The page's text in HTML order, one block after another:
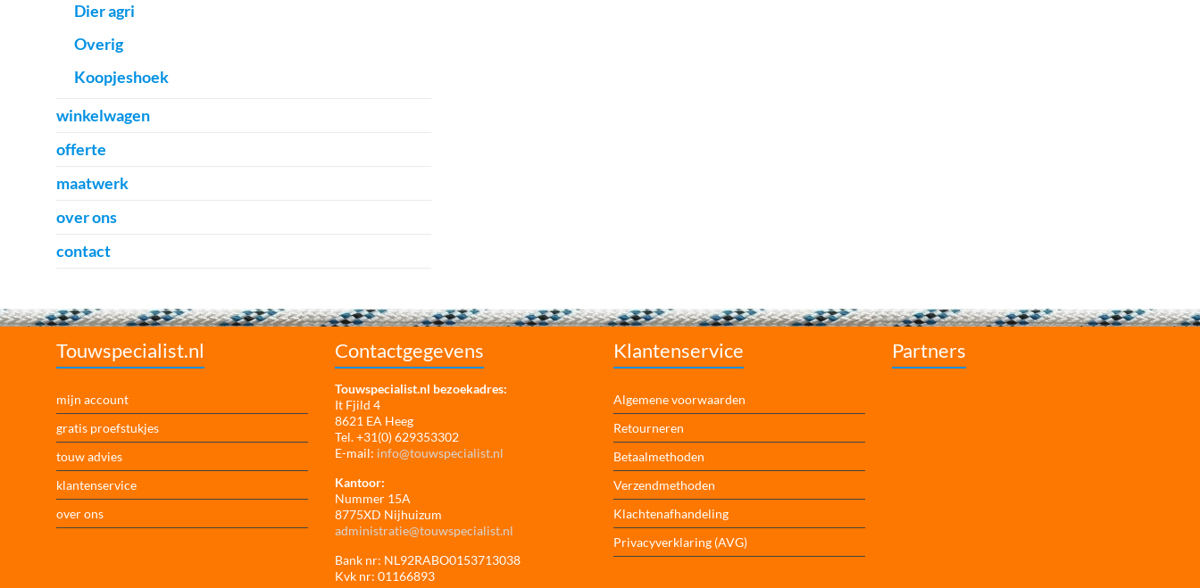
Dier agri
Overig
Koopjeshoek
winkelwagen
offerte
maatwerk
over ons
contact
Touwspecialist.nl
mijn account
gratis proefstukjes
touw advies
klantenservice
over ons
Contactgegevens
Touwspecialist.nl bezoekadres:
It Fjild 4
8621 EA Heeg
Tel. +31(0) 629353302
E-mail: info@touwspecialist.nl
Kantoor:
Nummer 15A
8775XD Nijhuizum
administratie@touwspecialist.nl
Bank nr: NL92RABO0153713038
Kvk nr: 01166893
Klantenservice
Algemene voorwaarden
Retourneren
Betaalmethoden
Verzendmethoden
Klachtenafhandeling
Privacyverklaring (AVG)
Partners